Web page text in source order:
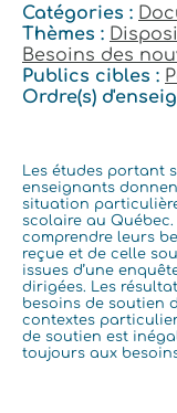
Catégories :
Thèmes :
Besoins des
Publics cibles :
Ordre(s)
Les études portant
enseignants
situation
scolaire au
comprendre leurs
reçue et de celle
issues d’une
dirigées. Les
besoins de soutien
contextes
de soutien est
toujours aux